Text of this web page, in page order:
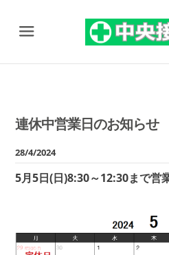
Menu
連休中営業日のお知らせ
28/4/2024
5月5日(日)8:30～12:30まで営